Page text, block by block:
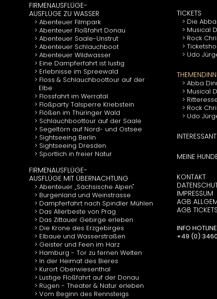
FIRMENAUSFLÜGE-
AUSFLÜGE ZU WASSER
Abenteuer Filmpark
Abenteuer Floßfahrt Donau
Abenteuer Saale-Unstrut
Abenteuer Schlauchboot
Abenteuer Wildwasser
Eine Dampferfahrt ist lustig
Erlebnisse im Spreewald
Floss & Schlauchboottour auf der
Elbe
Flossfahrt im Werratal
Floßparty Talsperre Kriebstein
Flößen im Thüringer Wald
Schlauchboottour auf der Saale
Segeltörn auf Nord- und Ostsee
Sightseeing Berlin
Sightseeing Dresden
Sportlich in freier Natur
FIRMENAUSFLÜGE-
AUSFLÜGE MIT ÜBERNACHTUNG
Abenteuer „Sächsische Alpen"
Burgenland und Weinstrasse
Dampferfahrt nach Spindler Mühlen
Das Allerbeste von Prag
Das Zittauer Gebirge erleben
Die Krone des Erzgebirges
Elbaue und Wasserstraßen
Geister und Feen im Harz
Hamburg - Tor zu fernen Welten
In der Heimat des Bieres
Kurort Oberwiesenthal
Lustige Floßfahrt auf der Donau
Rügen - Theater & Natur erleben
Vom Beginn des Rennsteigs
TICKETS
Die
Musical
Rock
Udo
Abba
Musical
Rock
Udo
MEINE
KONTAKT
IMPRESSUM
AGB
AGB
INFO HOTLINE
+49 (0)